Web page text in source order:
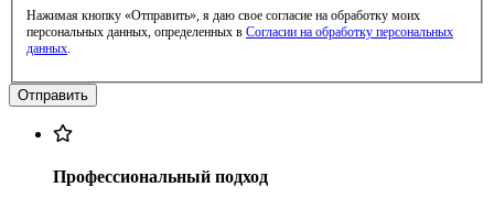
Нажимая кнопку «Отправить», я даю свое согласие на обработку моих
персональных данных, определенных в Согласии на обработку персональных
данных
Профессиональный подход